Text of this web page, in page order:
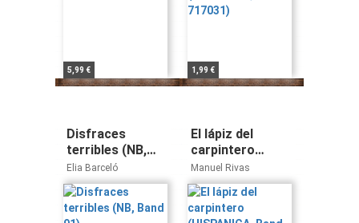
5,99 € 1,99 €
Disfraces
terribles (NB,
Band 91)
Elia Barceló
El lápiz del
carpintero
(HISPANICA,
Band 717031)
Manuel Rivas